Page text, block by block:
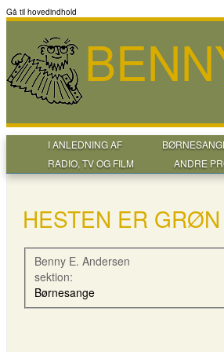
Gå til hovedindhold
I ANLEDNING AF
RADIO, TV OG FILM
ANDRE
HESTEN ER
Benny E. Andersen
sektion:
Børnesange